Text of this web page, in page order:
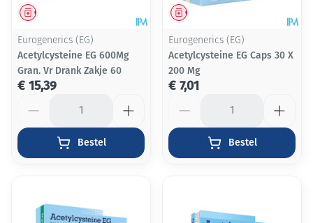
Geneesmiddel
Eurogenerics (EG)
Acetylcysteine EG 600Mg
Gran. Vr Drank Zakje 60
€ 15,39
Bestel
Geneesmiddel
Eurogenerics (EG)
Acetylcysteine EG Caps 30 X
200 Mg
€ 7,01
Bestel